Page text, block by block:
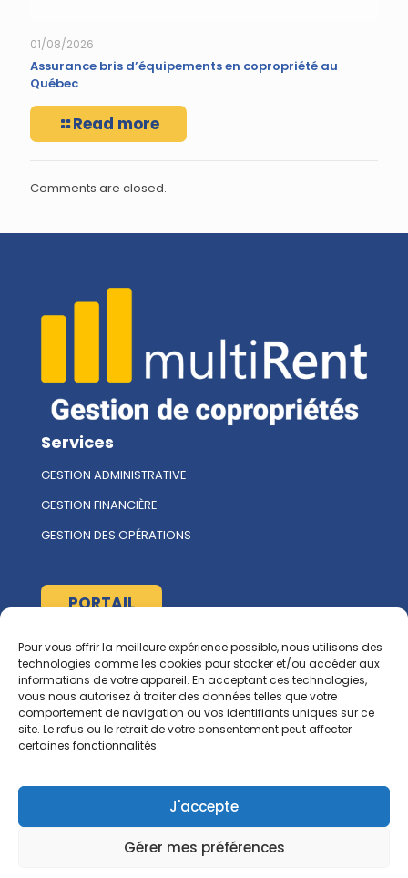
Pour vous offrir la meilleure expérience possible, nous utilisons des
technologies comme les cookies pour stocker et/ou accéder aux
informations de votre appareil. En acceptant ces technologies,
vous nous autorisez à traiter des données telles que votre
comportement de navigation ou vos identifiants uniques sur ce
site. Le refus ou le retrait de votre consentement peut affecter
certaines fonctionnalités.
J'accepte
Gérer mes préférences
01/08/2026
Assurance bris d’équipements en copropriété au
Québec
Read more
Comments are closed.
Services
GESTION ADMINISTRATIVE
GESTION FINANCIÈRE
GESTION DES OPÉRATIONS
PORTAIL
À propos
L'ÉQUIPE MULTIRENT
NOUS CONTACTER
CORPIQ